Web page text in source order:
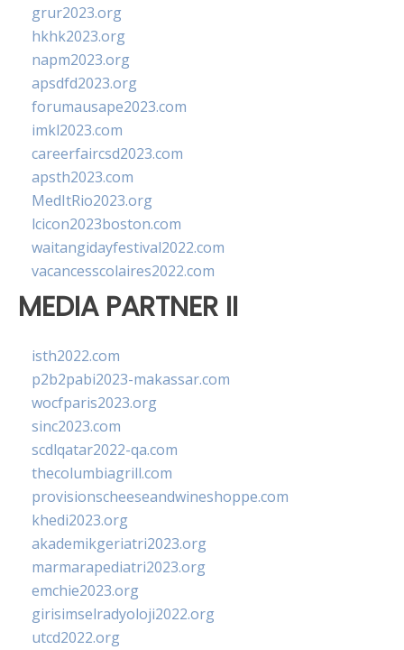
grur2023.org
hkhk2023.org
napm2023.org
apsdfd2023.org
forumausape2023.com
imkl2023.com
careerfaircsd2023.com
apsth2023.com
MedItRio2023.org
lcicon2023boston.com
waitangidayfestival2022.com
vacancesscolaires2022.com
MEDIA PARTNER II
isth2022.com
p2b2pabi2023-makassar.com
wocfparis2023.org
sinc2023.com
scdlqatar2022-qa.com
thecolumbiagrill.com
provisionscheeseandwineshoppe.com
khedi2023.org
akademikgeriatri2023.org
marmarapediatri2023.org
emchie2023.org
girisimselradyoloji2022.org
utcd2022.org